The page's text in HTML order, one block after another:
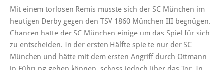
Mit einem torlosen Remis musste sich der SC München im
heutigen Derby gegen den TSV 1860 München III begnügen.
Chancen hatte der SC München einige um das Spiel für sich
zu entscheiden. In der ersten Hälfte spielte nur der SC
München und hätte mit dem ersten Angriff durch Ottmann